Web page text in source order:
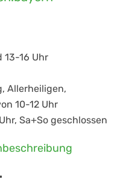
13-16 Uhr
Allerheiligen,
10-12 Uhr
Sa+So geschlossen